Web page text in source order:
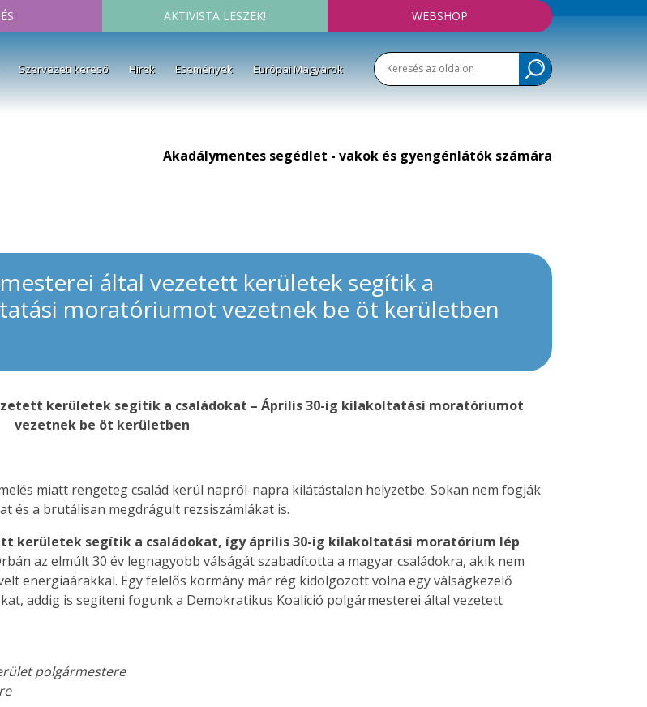
AKTIVISTA LESZEK! WEBSHOP
Szervezeti kereső Hírek Események Európai Magyarok
Akadálymentes segédlet - vakok és gyengénlátók számára
által vezetett kerületek segítik a
moratóriumot vezetnek be öt kerületben
kerületek segítik a családokat – Április 30-ig kilakoltatási moratóriumot
vezetnek be öt kerületben
miatt rengeteg család kerül napról-napra kilátástalan helyzetbe. Sokan nem fogják
és a brutálisan megdrágult rezsiszámlákat is.
kerületek segítik a családokat, így április 30-ig kilakoltatási moratórium lép
az elmúlt 30 év legnagyobb válságát szabadította a magyar családokra, akik nem
energiaárakkal. Egy felelős kormány már rég kidolgozott volna egy válságkezelő
addig is segíteni fogunk a Demokratikus Koalíció polgármesterei által vezetett
polgármestere